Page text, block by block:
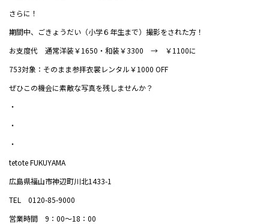
さらに！
期間中、ごきょうだい（小学６年生まで）撮影をされた方！
お支度代 通常洋装￥1650・和装￥3300 → ￥1100に
753対象：そのまま参拝衣裳レンタル￥1000 OFF
ぜひこの機会に素敵な写真を残しませんか？
・
・
・
tetote FUKUYAMA
広島県福山市神辺町川北1433-1
TEL 0120-85-9000
営業時間 9：00～18：00